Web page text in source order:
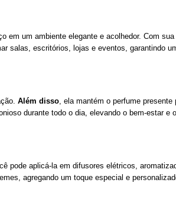
em um ambiente elegante e acolhedor. Com
salas, escritórios, lojas e eventos, garantindo
Além disso, ela mantém o perfume
durante todo o dia, elevando o bem-estar e
pode aplicá-la em difusores elétricos,
agregando um toque especial e